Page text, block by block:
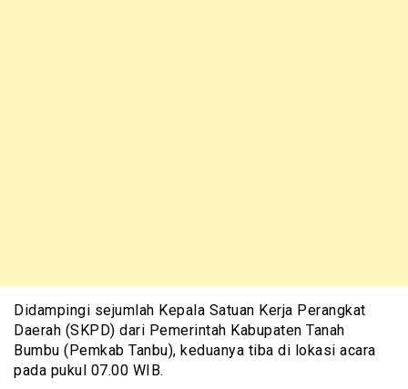
Didampingi sejumlah Kepala Satuan Kerja Perangkat
Daerah (SKPD) dari Pemerintah Kabupaten Tanah
Bumbu (Pemkab Tanbu), keduanya tiba di lokasi acara
pada pukul 07.00 WIB.